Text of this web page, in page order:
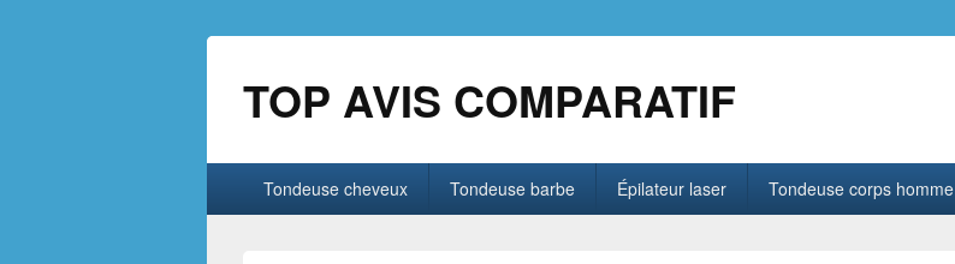
TOP AVIS COMPARATIF
principalTondeuse cheveux Tondeuse barbe Épilateur laser Tondeuse corps homme